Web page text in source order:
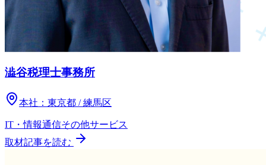
澁谷税理士事務所
本社： 東京都 / 練馬区
IT・情報通信その他サービス
取材記事を読む